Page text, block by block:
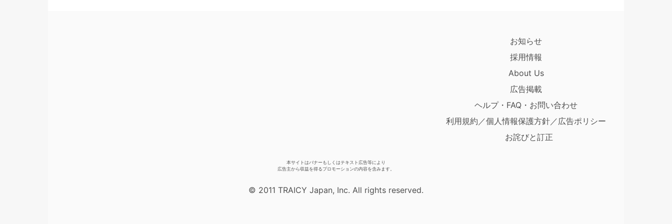
お知らせ
採用情報
About Us
広告掲載
ヘルプ・FAQ・お問い合わせ
利用規約／個人情報保護方針／広告ポリシー
お詫びと訂正
本サイトはバナーもしくはテキスト広告等により
広告主から収益を得るプロモーションの内容を含みます。
© 2011 TRAICY Japan, Inc. All rights reserved.